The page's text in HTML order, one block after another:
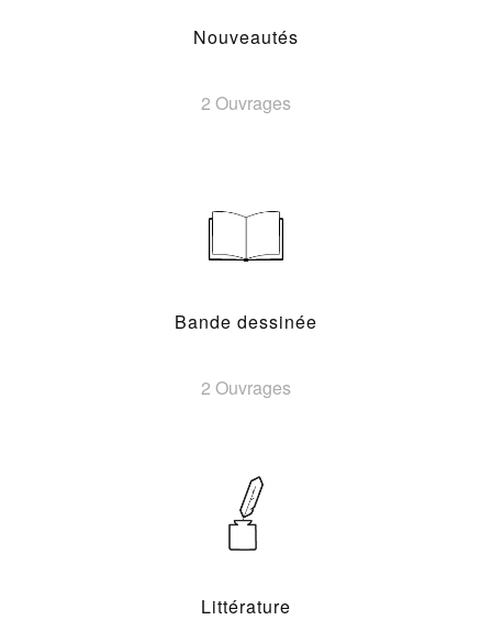
Nouveautés
2 Ouvrages
Bande dessinée
2 Ouvrages
Littérature